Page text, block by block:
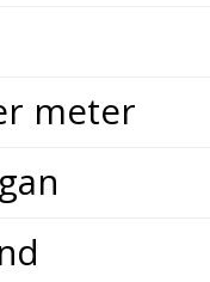
meter